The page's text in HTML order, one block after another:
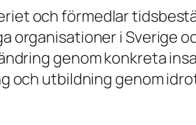
och förmedlar
i Sverige
genom konkreta
utbildning genom